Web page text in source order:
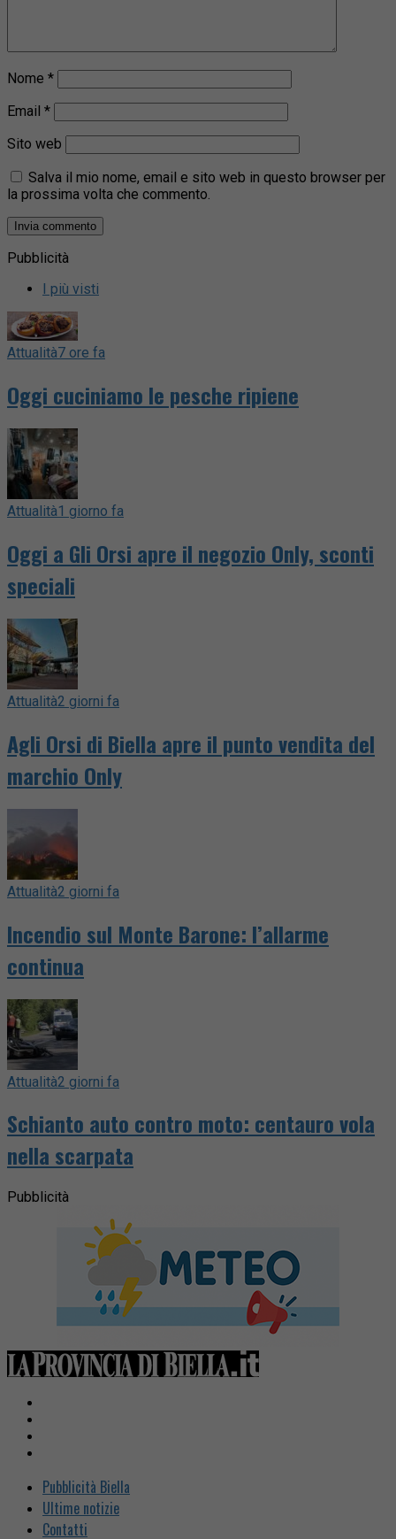
Nome *
Email *
Sito web
Salva il mio nome, email e sito web in questo browser per
la prossima volta che commento.
Pubblicità
I più visti
Attualità7 ore fa
Oggi cuciniamo le pesche ripiene
Attualità1 giorno fa
Oggi a Gli Orsi apre il negozio Only, sconti
speciali
Attualità2 giorni fa
Agli Orsi di Biella apre il punto vendita del
marchio Only
Attualità2 giorni fa
Incendio sul Monte Barone: l’allarme
continua
Attualità2 giorni fa
Schianto auto contro moto: centauro vola
nella scarpata
Pubblicità
Pubblicità Biella
Ultime notizie
Contatti